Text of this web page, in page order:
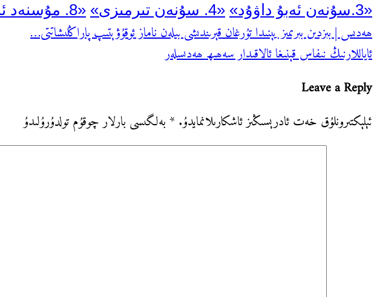
«3.سۇنەن ئەبۇ داۋۇد» «4. سۇنەن تىرمىزى» «8. مۇسنەد ئەھمەد»
يازما
يۆتكەش
Previous
Post:
ھەدىس | بىزدىن بىرىمىز يېنىدا تۇرغان قېرىندىشى بىلەن ناماز ئوقۇۋېتىپ پاراڭلىشاتتى…
Next
Post:
ئاياللارنىڭ نىفاس قېنىغا ئالاقىدار سەھىھ ھەدىسلەر
Leave a Reply
ئېلېكتىرونلۇق خەت ئادرېسىڭىز ئاشكارىلانمايدۇ.*بەلگىسى بارلار چوقۇم تولدۇرۇلىدۇ